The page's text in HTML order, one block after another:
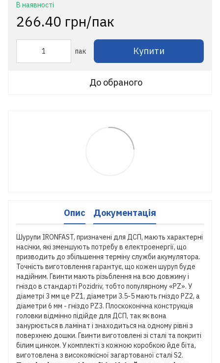
В наявності
266.40 грн/пак
пак Купити
До обраного
Опис Документація
Шурупи IRONFAST, призначені для ДСП, мають характерні
насічки, які зменшують потребу в електроенергії, що
призводить до збільшення терміну служби акумулятора.
Точність виготовлення гарантує, що кожен шуруп буде
надійним. Гвинти мають різьблення на всю довжину і
гніздо в стандарті Pozidriv, тобто популярному «PZ». У
діаметрі 3 мм це PZ1, діаметри 3.5-5 мають гніздо PZ2, а
діаметри 6 мм - гніздо PZ3. Плоскоконічна конструкція
головки відмінно підійде для ДСП, так як вона
занурюється в ламінат і знаходиться на одному рівні з
поверхнею дошки. Гвинти виготовлені зі сталі та покриті
білим цинком. У комплекті з кожною коробкою йде біта,
виготовлена з високоякісної загартованої сталі S2.